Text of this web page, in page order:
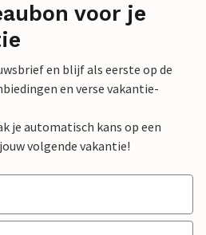
voor je
en blijf als eerste op de
en verse vakantie-
je automatisch kans op een
volgende vakantie!